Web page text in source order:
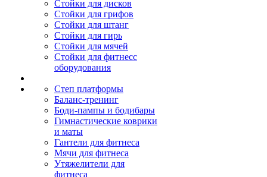
Стойки для дисков
Стойки для грифов
Стойки для штанг
Стойки для гирь
Стойки для мячей
Стойки для фитнесс
оборудования
Степ платформы
Баланс-тренинг
Боди-пампы и бодибары
Гимнастические коврики
и маты
Гантели для фитнеса
Мячи для фитнеса
Утяжелители для
фитнеса